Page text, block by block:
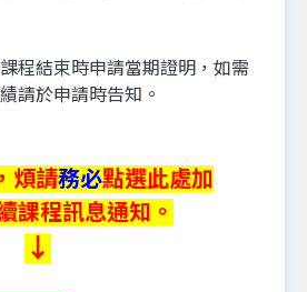
程結束時申請當期證明，如需
請於申請時告知。
煩請務必點選此處加
課程訊息通知。
↓